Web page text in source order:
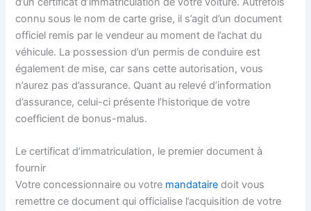
connu sous le nom de carte grise, il s’agit d’un document
officiel remis par le vendeur au moment de l’achat du
véhicule. La possession d’un permis de conduire est
également de mise, car sans cette autorisation, vous
n’aurez pas d’assurance. Quant au relevé d’information
d’assurance, celui-ci présente l’historique de votre
coefficient de bonus-malus.
Le certificat d’immatriculation, le premier document à
fournir
Votre concessionnaire ou votre mandataire doit vous
remettre ce document qui officialise l’acquisition de votre